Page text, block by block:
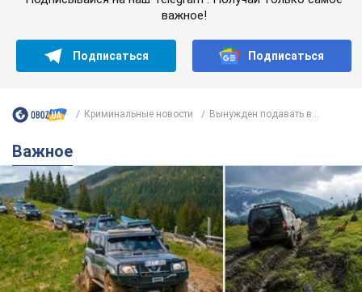
формировались сотни лет": в Greenpeace
забили тревогу
В высокогорье расположены альпийские и субальпийские
луга – редкие природные комплексы, которые
формировались на протяжении сотен лет
6 часов назад 522